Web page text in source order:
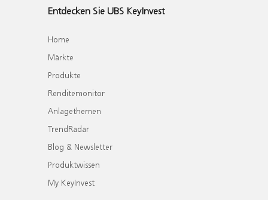
Entdecken Sie UBS KeyInvest
Home
Märkte
Produkte
Renditemonitor
Anlagethemen
TrendRadar
Blog & Newsletter
Produktwissen
My KeyInvest